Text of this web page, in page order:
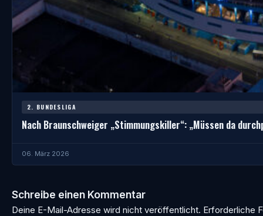
2. BUNDESLIGA
Nach Braunschweiger „Stimmungskiller“: „Müssen da
06. März 2026
Schreibe einen Kommentar
Deine E-Mail-Adresse wird nicht veröffentlicht. Erforderliche